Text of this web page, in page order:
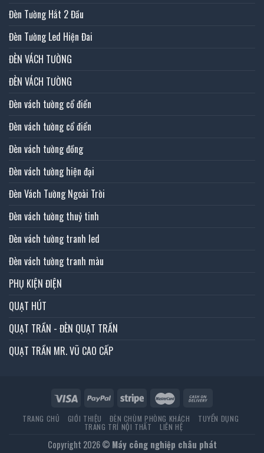
Đèn Tường Hắt 2 Đầu
Đèn Tường Led Hiện Đai
ĐÈN VÁCH TƯỜNG
ĐÈN VÁCH TƯỜNG
Đèn vách tường cổ điển
Đèn vách tường cổ điển
Đèn vách tường đồng
Đèn vách tường hiện đại
Đèn Vách Tường Ngoài Trời
Đèn vách tường thuỷ tinh
Đèn vách tường tranh led
Đèn vách tường tranh màu
PHỤ KIỆN ĐIỆN
QUẠT HÚT
QUẠT TRẦN - ĐÈN QUẠT TRẦN
QUẠT TRẦN MR. VŨ CAO CẤP
TRANG CHỦ GIỚI THIỆU ĐÈN CHÙM PHÒNG KHÁCH TUYỂN DỤNG
TRANG TRÍ NỘI THẤT LIÊN HỆ
Copyright 2026 © Máy công nghiệp châu phát